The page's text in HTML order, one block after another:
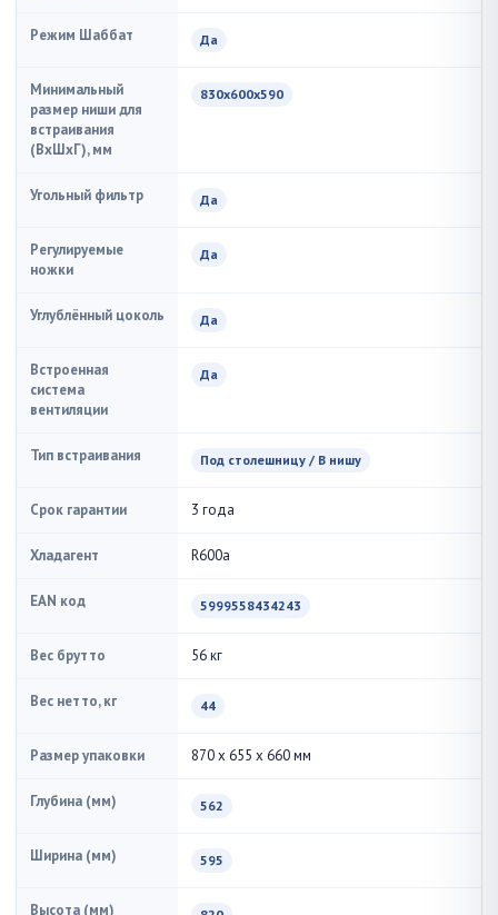
Режим Шаббат Да
Минимальный
размер ниши для
встраивания
(ВxШxГ), мм
830x600x590
Угольный фильтр Да
Регулируемые
ножки
Да
Углублённый цоколь Да
Встроенная
система
вентиляции
Да
Тип встраивания Под столешницу / В нишу
Срок гарантии 3 года
Хладагент R600a
EAN код 5999558434243
Вес брутто 56 кг
Вес нетто, кг 44
Размер упаковки 870 x 655 x 660 мм
Глубина (мм) 562
Ширина (мм) 595
Высота (мм)